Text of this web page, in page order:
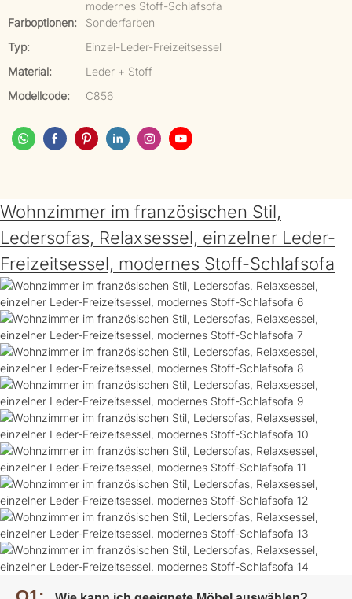
modernes Stoff-Schlafsofa
Farboptionen:
Sonderfarben
Typ:
Einzel-Leder-Freizeitsessel
Material:
Leder + Stoff
Modellcode:
C856
Wohnzimmer im französischen Stil,
Ledersofas, Relaxsessel, einzelner Leder-
Freizeitsessel, modernes Stoff-Schlafsofa